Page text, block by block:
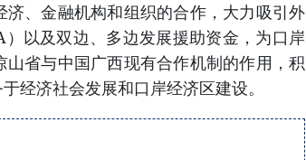
、金融机构和组织的合作，大力吸引外
以及双边、多边发展援助资金，为口岸
省与中国广西现有合作机制的作用，积
经济社会发展和口岸经济区建设。